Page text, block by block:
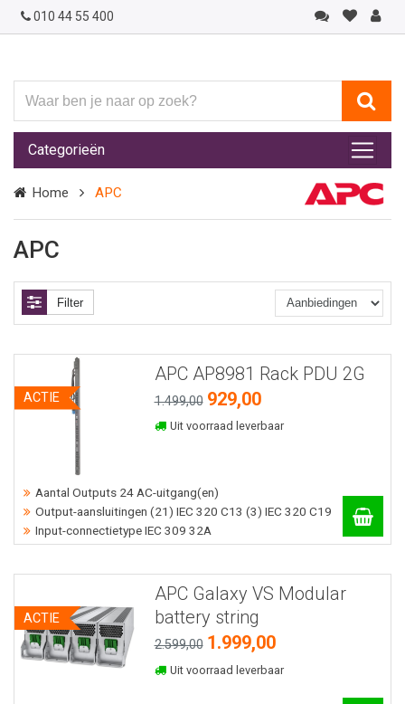
010 44 55 400
ben
je
naar
op
zoek?
Categorieën
Home APC
APC
Filter
APC AP8981 Rack PDU 2G
1.499,00 929,00
Uit voorraad leverbaar
ACTIE
Aantal Outputs 24 AC-uitgang(en)
Output-aansluitingen (21) IEC 320 C13 (3) IEC 320 C19
Input-connectietype IEC 309 32A
APC Galaxy VS Modular
battery string
2.599,00 1.999,00
Uit voorraad leverbaar
ACTIE